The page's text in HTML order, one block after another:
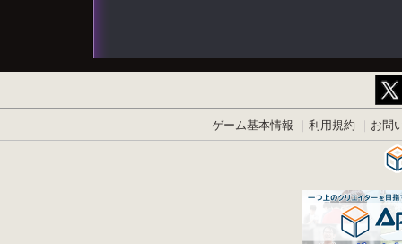
ゲーム基本情報 利用規約 お問